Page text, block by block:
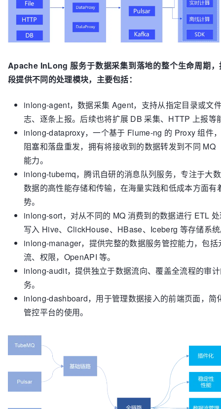
Apache InLong 服务于数据采集到落地的整个生命周期
段提供不同的处理模块，主要包括：
inlong-agent，数据采集 Agent，支持从指定目录或文
志、逐条上报。后续也将扩展 DB 采集、HTTP 上报等
inlong-dataproxy，一个基于 Flume-ng 的 Proxy 组件
阻塞和落盘重发，拥有将接收到的数据转发到不同 MQ
能力。
inlong-tubemq，腾讯自研的消息队列服务，专注于大
数据的高性能存储和传输，在海量实践和低成本方面有
势。
inlong-sort，对从不同的 MQ 消费到的数据进行 ETL
写入 Hive、ClickHouse、HBase、Iceberg 等存储系
inlong-manager，提供完整的数据服务管控能力，包括
流、权限，OpenAPI 等。
inlong-audit，提供独立于数据流向、覆盖全流程的审
务。
inlong-dashboard，用于管理数据接入的前端页面，简
管控平台的使用。